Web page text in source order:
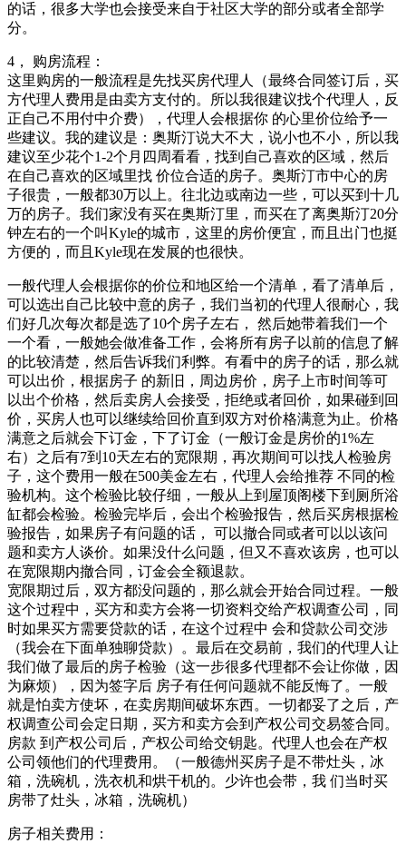
的话，很多大学也会接受来自于社区大学的部分或者全部学
分。
4， 购房流程：
这里购房的一般流程是先找买房代理人（最终合同签订后，买
方代理人费用是由卖方支付的。所以我很建议找个代理人，反
正自己不用付中介费），代理人会根据你 的心里价位给予一
些建议。我的建议是：奥斯汀说大不大，说小也不小，所以我
建议至少花个1-2个月四周看看，找到自己喜欢的区域，然后
在自己喜欢的区域里找 价位合适的房子。奥斯汀市中心的房
子很贵，一般都30万以上。往北边或南边一些，可以买到十几
万的房子。我们家没有买在奥斯汀里，而买在了离奥斯汀20分
钟左右的一个叫Kyle的城市，这里的房价便宜，而且出门也挺
方便的，而且Kyle现在发展的也很快。
一般代理人会根据你的价位和地区给一个清单，看了清单后，
可以选出自己比较中意的房子，我们当初的代理人很耐心，我
们好几次每次都是选了10个房子左右， 然后她带着我们一个
一个看，一般她会做准备工作，会将所有房子以前的信息了解
的比较清楚，然后告诉我们利弊。有看中的房子的话，那么就
可以出价，根据房子 的新旧，周边房价，房子上市时间等可
以出个价格，然后卖房人会接受，拒绝或者回价，如果碰到回
价，买房人也可以继续给回价直到双方对价格满意为止。价格
满意之后就会下订金，下了订金（一般订金是房价的1%左
右）之后有7到10天左右的宽限期，再次期间可以找人检验房
子，这个费用一般在500美金左右，代理人会给推荐 不同的检
验机构。这个检验比较仔细，一般从上到屋顶阁楼下到厕所浴
缸都会检验。检验完毕后，会出个检验报告，然后买房根据检
验报告，如果房子有问题的话， 可以撤合同或者可以以该问
题和卖方人谈价。如果没什么问题，但又不喜欢该房，也可以
在宽限期内撤合同，订金会全额退款。
宽限期过后，双方都没问题的，那么就会开始合同过程。一般
这个过程中，买方和卖方会将一切资料交给产权调查公司，同
时如果买方需要贷款的话，在这个过程中 会和贷款公司交涉
（我会在下面单独聊贷款）。最后在交易前，我们的代理人让
我们做了最后的房子检验（这一步很多代理都不会让你做，因
为麻烦），因为签字后 房子有任何问题就不能反悔了。一般
就是怕卖方使坏，在卖房期间破坏东西。一切都妥了之后，产
权调查公司会定日期，买方和卖方会到产权公司交易签合同。
房款 到产权公司后，产权公司给交钥匙。代理人也会在产权
公司领他们的代理费用。（一般德州买房子是不带灶头，冰
箱，洗碗机，洗衣机和烘干机的。少许也会带，我 们当时买
房带了灶头，冰箱，洗碗机）
房子相关费用：